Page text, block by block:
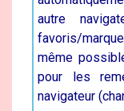
autre
favoris/
même
pour les
navigateur